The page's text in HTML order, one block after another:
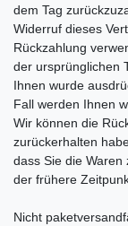
dem Tag
Widerruf dieses
Rückzahlung
der ursprünglichen
Ihnen wurde
Fall werden Ihnen
Wir können die
zurückerhalten
dass Sie die
der frühere
Nicht